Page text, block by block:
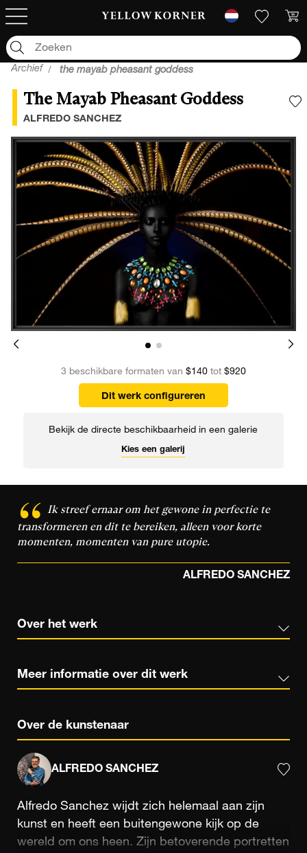
Archief the mayab pheasant goddess
The Mayab Pheasant Goddess
ALFREDO SANCHEZ
3 beschikbare formaten van $140 tot $920
Dit werk configureren
Bekijk de directe beschikbaarheid in een galerie
Kies een galerij
Ik streef ernaar om het gewone in perfectie te
transformeren en dit te bereiken, alleen voor korte
momenten, momenten van pure utopie.
ALFREDO SANCHEZ
Over het werk
Meer informatie over dit werk
Over de kunstenaar
ALFREDO SANCHEZ
Alfredo Sanchez wijdt zich helemaal aan zijn
kunst en heeft een buitengewone kijk op de
wereld om ons heen. Zijn betoverende portretten